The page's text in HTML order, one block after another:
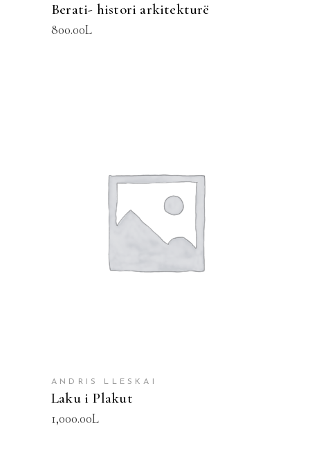
Berati- histori arkitekturë
800.00L
SHTOJE NË SHPORTË
ANDRIS LLESKAI
Laku i Plakut
1,000.00L